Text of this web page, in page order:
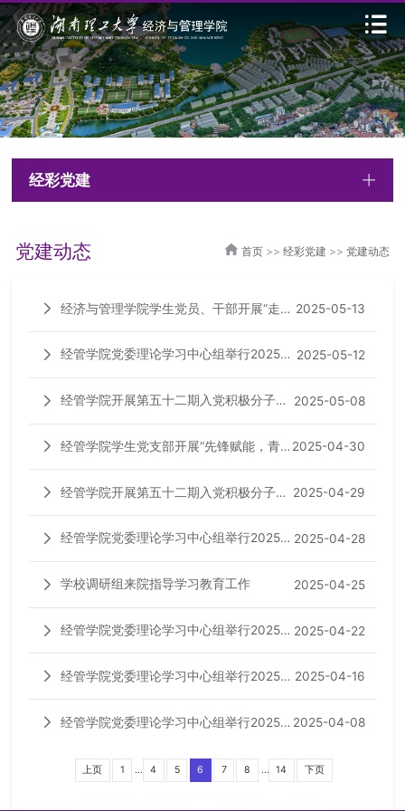
经彩党建
党建动态 首页>> 经彩党建 >> 党建动态
经济与管理学院学生党员、干部开展“走
进‘学习强国’线下空间深入贯彻中央八项规
定精神学习教育”
2025-05-13
经管学院党委理论学习中心组举行2025年
第七次集中学习
2025-05-12
经管学院开展第五十二期入党积极分子第
二次培训
2025-05-08
经管学院学生党支部开展“先锋赋能，青
春讲坛” 学生党员讲党课系列活动（第七
期）
2025-04-30
经管学院开展第五十二期入党积极分子培
训班开班仪式暨开班第一讲
2025-04-29
经管学院党委理论学习中心组举行2025年
第六次集中学习（扩大）
2025-04-28
学校调研组来院指导学习教育工作 2025-04-25
经管学院党委理论学习中心组举行2025年
第五次集中学习（扩大）
2025-04-22
经管学院党委理论学习中心组举行2025年
第四次集中学习
2025-04-16
经管学院党委理论学习中心组举行2025
2025-04-08
上页 1 ... 4 5 6 7 8 ... 14 下页